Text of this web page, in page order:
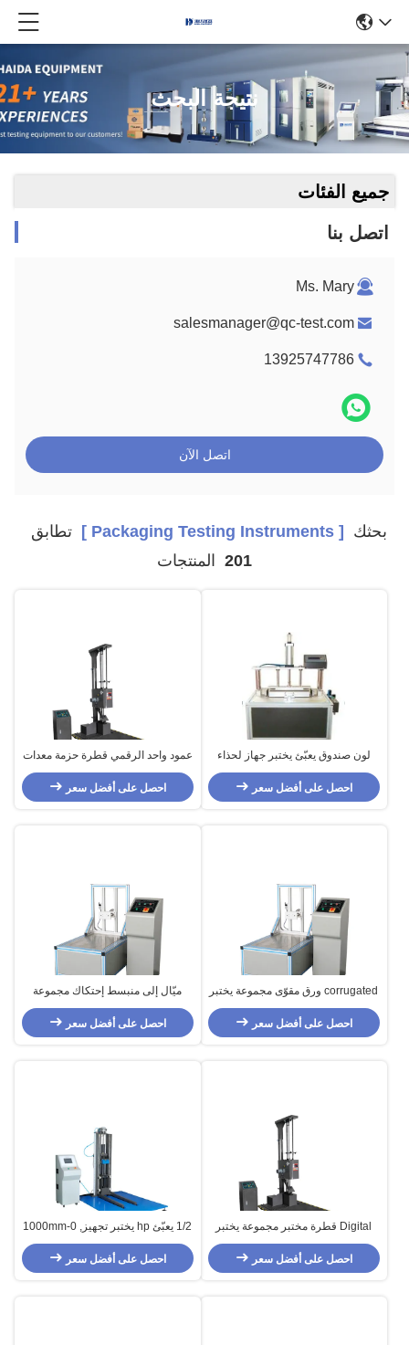
نتيجة البحث
جميع الفئات
اتصل بنا
Ms. Mary
salesmanager@qc-test.com
13925747786
اتصل الآن
بحثك [ Packaging Testing Instruments ]
تطابق
201 المنتجات
لون صندوق يعبّئ يختبر جهاز لحذاء
قميص ملبس داخليّ صندوق
احصل على أفضل سعر
عمود واحد الرقمي قطرة حزمة معدات
اختبار مع شاشات الكريستال السائل
تعمل باللمس العرض
احصل على أفضل سعر
corrugated ورق مقوّى مجموعة يختبر
تجهيز, ميّال إلى منبسط إحتكاك مخبار
آلة
احصل على أفضل سعر
ميّال إلى منبسط إحتكاك مجموعة
يختبر تجهيز مع تحكم power Driven
احصل على أفضل سعر
Digital قطرة مختبر مجموعة يختبر
تجهيز مع جناح وحيد
احصل على أفضل سعر
1/2 يعبّئ hp يختبر تجهيز, 0-1000mm
تأثير صدمة يختبر آلة
احصل على أفضل سعر